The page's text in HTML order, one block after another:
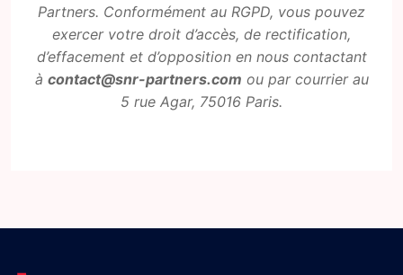
Partners. Conformément au RGPD, vous pouvez
exercer votre droit d’accès, de rectification,
d’effacement et d’opposition en nous contactant
à contact@snr-partners.com ou par courrier au
5 rue Agar, 75016 Paris.